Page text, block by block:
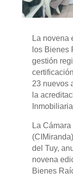
La novena
los Bienes
gestión
23 nuevos
la
La
del Tuy,
novena
Bienes